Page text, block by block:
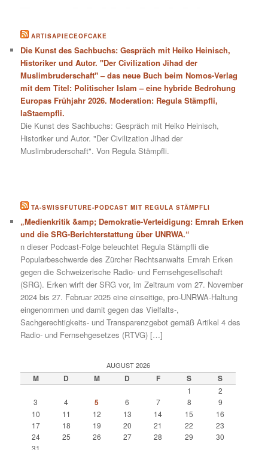
ARTISAPIECEOFCAKE
Die Kunst des Sachbuchs: Gespräch mit Heiko Heinisch,
Historiker und Autor. "Der Civilization Jihad der
Muslimbruderschaft" – das neue Buch beim Nomos-Verlag
mit dem Titel: Politischer Islam – eine hybride Bedrohung
Europas Frühjahr 2026. Moderation: Regula Stämpfli,
laStaempfli.
Die Kunst des Sachbuchs: Gespräch mit Heiko Heinisch,
Historiker und Autor. "Der Civilization Jihad der
Muslimbruderschaft". Von Regula Stämpfli.
TA-SWISSFUTURE-PODCAST MIT REGULA STÄMPFLI
„Medienkritik &amp; Demokratie-Verteidigung: Emrah Erken
und die SRG-Berichterstattung über UNRWA.“
n dieser Podcast-Folge beleuchtet Regula Stämpfli die
Popularbeschwerde des Zürcher Rechtsanwalts Emrah Erken
gegen die Schweizerische Radio- und Fernsehgesellschaft
(SRG). Erken wirft der SRG vor, im Zeitraum vom 27. November
2024 bis 27. Februar 2025 eine einseitige, pro-UNRWA-Haltung
eingenommen und damit gegen das Vielfalts-,
Sachgerechtigkeits- und Transparenzgebot gemäß Artikel 4 des
Radio- und Fernsehgesetzes (RTVG) […]
AUGUST 2026
M D M D F S S
1
2
3
4 5 6 7 8
9
10
11 12 13 14 15
16
17
18 19 20 21 22
23
24
25 26 27 28 29
30
31